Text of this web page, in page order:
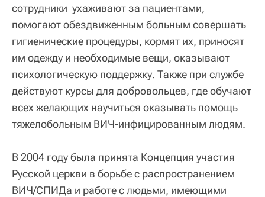
сотрудники ухаживают за пациентами,
помогают обездвиженным больным совершать
гигиенические процедуры, кормят их, приносят
им одежду и необходимые вещи, оказывают
психологическую поддержку. Также при службе
действуют курсы для добровольцев, где обучают
всех желающих научиться оказывать помощь
тяжелобольным ВИЧ-инфицированным людям.
В 2004 году была принята Концепция участия
Русской церкви в борьбе с распространением
ВИЧ/СПИДа и работе с людьми, имеющими